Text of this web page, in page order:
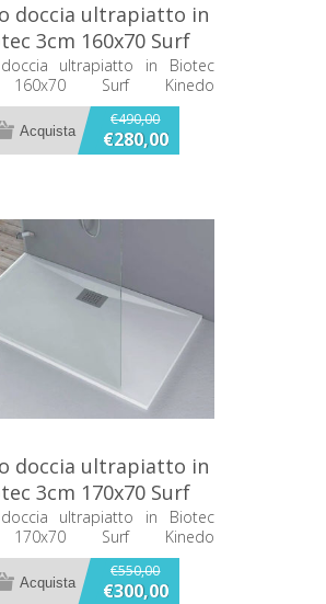
doccia ultrapiatto in
3cm 160x70 Surf
PISUR301670BI
ultrapiatto in Biotec
Surf Kinedo
€490,00
€280,00
doccia ultrapiatto in
3cm 170x70 Surf
PISUR301770BI
ultrapiatto in Biotec
Surf Kinedo
€550,00
€300,00